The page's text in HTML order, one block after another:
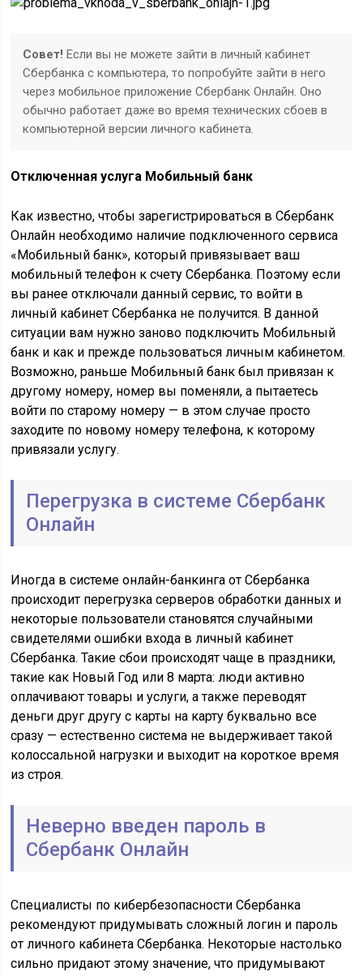
Совет! Если вы не можете зайти в личный кабинет
Сбербанка с компьютера, то попробуйте зайти в него
через мобильное приложение Сбербанк Онлайн. Оно
обычно работает даже во время технических сбоев в
компьютерной версии личного кабинета.
Отключенная услуга Мобильный банк
Как известно, чтобы зарегистрироваться в Сбербанк
Онлайн необходимо наличие подключенного сервиса
«Мобильный банк», который привязывает ваш
мобильный телефон к счету Сбербанка. Поэтому если
вы ранее отключали данный сервис, то войти в
личный кабинет Сбербанка не получится. В данной
ситуации вам нужно заново подключить Мобильный
банк и как и прежде пользоваться личным кабинетом.
Возможно, раньше Мобильный банк был привязан к
другому номеру, номер вы поменяли, а пытаетесь
войти по старому номеру — в этом случае просто
заходите по новому номеру телефона, к которому
привязали услугу.
Перегрузка в системе Сбербанк
Онлайн
Иногда в системе онлайн-банкинга от Сбербанка
происходит перегрузка серверов обработки данных и
некоторые пользователи становятся случайными
свидетелями ошибки входа в личный кабинет
Сбербанка. Такие сбои происходят чаще в праздники,
такие как Новый Год или 8 марта: люди активно
оплачивают товары и услуги, а также переводят
деньги друг другу с карты на карту буквально все
сразу — естественно система не выдерживает такой
колоссальной нагрузки и выходит на короткое время
из строя.
Неверно введен пароль в
Сбербанк Онлайн
Специалисты по кибербезопасности Сбербанка
рекомендуют придумывать сложный логин и пароль
от личного кабинета Сбербанка. Некоторые настолько
сильно придают этому значение, что придумывают